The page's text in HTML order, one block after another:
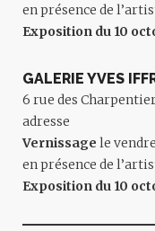
en présence de
Exposition du 10
GALERIE YVES
6 rue des
adresse
Vernissage le
en présence de
Exposition du 10